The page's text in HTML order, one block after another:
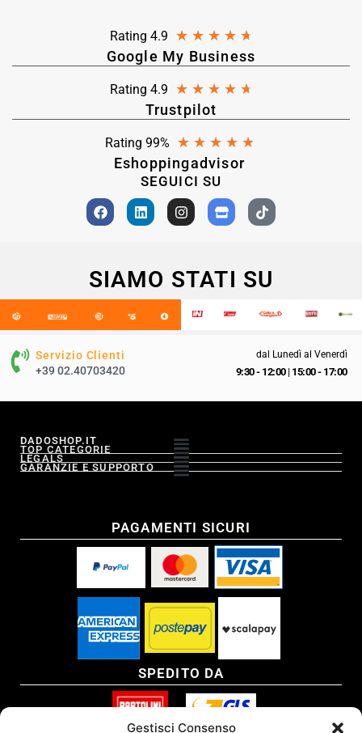
Gestisci Consenso
Rating 4.9 ★ ★ ★ ★ ★
Google My Business
Rating 4.9 ★ ★ ★ ★ ★
Trustpilot
Rating 99% ★ ★ ★ ★ ★
Eshoppingadvisor
SEGUICI SU
SIAMO STATI SU
Servizio Clienti
+39 02.40703420
dal Lunedì al Venerdì
9:30 - 12:00| 15:00 - 17:00
DADOSHOP.IT
TOP CATEGORIE
LEGALS
GARANZIE E SUPPORTO
PAGAMENTI SICURI
SPEDITO DA